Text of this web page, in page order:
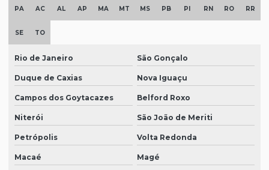
PA AC AL AP MA MT MS PB PI RN RO RR
SE TO
Rio de Janeiro São Gonçalo
Duque de Caxias Nova Iguaçu
Campos dos Goytacazes Belford Roxo
Niterói São João de Meriti
Petrópolis Volta Redonda
Macaé Magé